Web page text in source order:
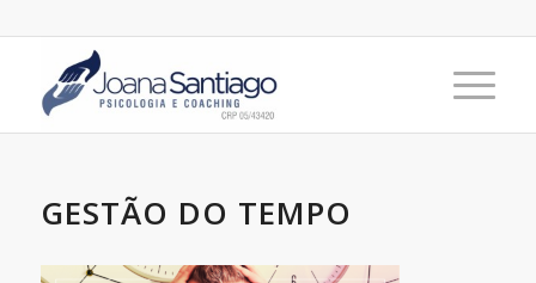
GESTÃO DO TEMPO